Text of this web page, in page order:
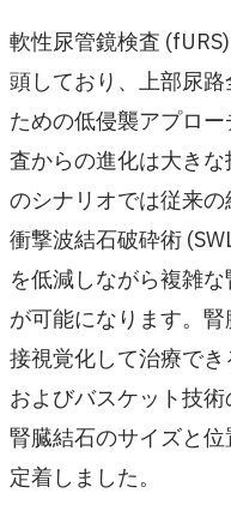
軟性尿管鏡検査
頭しており、上部尿
ための低侵襲アプロ
査からの進化は大き
のシナリオでは従来
衝撃波結石破砕術
を低減しながら複雑
が可能になります。
接視覚化して治療で
およびバスケット技
腎臓結石のサイズと
定着しました。